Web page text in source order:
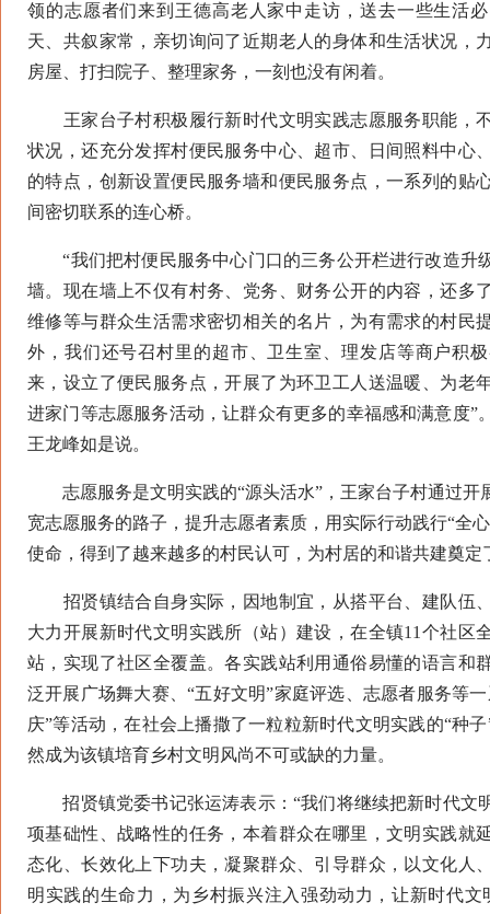
领的志愿者们来到王德高老人家中走访，送去一些生活
天、共叙家常，亲切询问了近期老人的身体和生活状况，
房屋、打扫院子、整理家务，一刻也没有闲着。
王家台子村积极履行新时代文明实践志愿服务职能，
状况，还充分发挥村便民服务中心、超市、日间照料中心
的特点，创新设置便民服务墙和便民服务点，一系列的贴
间密切联系的连心桥。
“我们把村便民服务中心门口的三务公开栏进行改造升
墙。现在墙上不仅有村务、党务、财务公开的内容，还多
维修等与群众生活需求密切相关的名片，为有需求的村民
外，我们还号召村里的超市、卫生室、理发店等商户积
来，设立了便民服务点，开展了为环卫工人送温暖、为老
进家门等志愿服务活动，让群众有更多的幸福感和满意度”
王龙峰如是说。
志愿服务是文明实践的“源头活水”，王家台子村通过开
宽志愿服务的路子，提升志愿者素质，用实际行动践行“全
使命，得到了越来越多的村民认可，为村居的和谐共建奠定
招贤镇结合自身实际，因地制宜，从搭平台、建队伍
大力开展新时代文明实践所（站）建设，在全镇11个社区
站，实现了社区全覆盖。各实践站利用通俗易懂的语言和
泛开展广场舞大赛、“五好文明”家庭评选、志愿者服务等
庆”等活动，在社会上播撒了一粒粒新时代文明实践的“种
然成为该镇培育乡村文明风尚不可或缺的力量。
招贤镇党委书记张运涛表示：“我们将继续把新时代文
项基础性、战略性的任务，本着群众在哪里，文明实践就
态化、长效化上下功夫，凝聚群众、引导群众，以文化人
明实践的生命力，为乡村振兴注入强劲动力，让新时代文